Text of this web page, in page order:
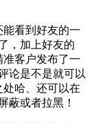
看到好友的一
，加上好友的
客户发布了一
论是不是就可以
哈、还可以在
蔽或者拉黑！